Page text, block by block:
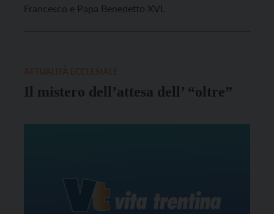
Francesco e Papa Benedetto XVI.
Il mistero dell’attesa dell’ “oltre”